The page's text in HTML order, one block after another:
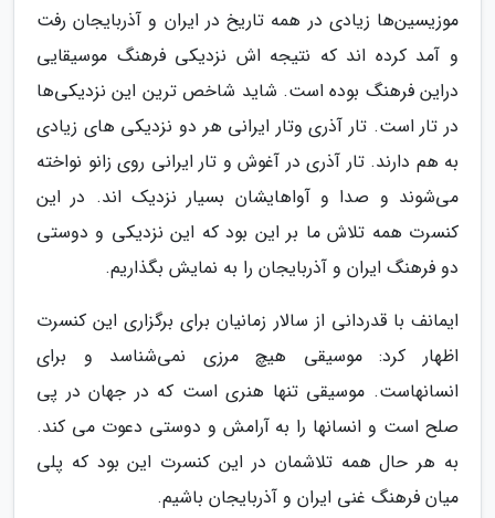
موزیسین‌ها زیادی در همه تاریخ در ایران و آذربایجان رفت
و آمد کرده اند که نتیجه اش نزدیکی فرهنگ موسیقایی
دراین فرهنگ بوده است. شاید شاخص ترین این نزدیکی‌ها
در تار است. تار آذری وتار ایرانی هر دو نزدیکی های زیادی
به هم دارند. تار آذری در آغوش و تار ایرانی روی زانو نواخته
می‌شوند و صدا و آواهایشان بسیار نزدیک اند. در این
کنسرت همه تلاش ما بر این بود که این نزدیکی و دوستی
دو فرهنگ ایران و آذربایجان را به نمایش بگذاریم.
ایمانف با قدردانی از سالار زمانیان برای برگزاری این کنسرت
اظهار کرد: موسیقی هیچ مرزی نمی‌شناسد و برای
انسانهاست. موسیقی تنها هنری است که در جهان در پی
صلح است و انسانها را به آرامش و دوستی دعوت می کند.
به هر حال همه تلاشمان در این کنسرت این بود که پلی
میان فرهنگ غنی ایران و آذربایجان باشیم.